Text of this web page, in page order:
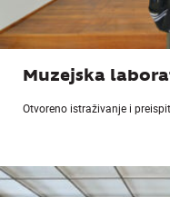
Muzejska
Otvoreno istraživanje i